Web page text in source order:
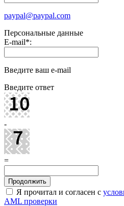
paypal@paypal.com
Персональные данные
E-mail*:
Введите ваш e-mail
Введите ответ
-
=
Я прочитал и согласен с
AML проверки